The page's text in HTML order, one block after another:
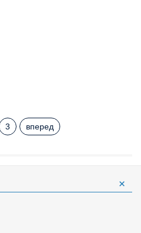
3 вперед